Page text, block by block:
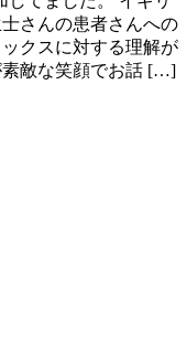
さんの患者さんへの
クスに対する理解が
素敵な笑顔でお話 […]